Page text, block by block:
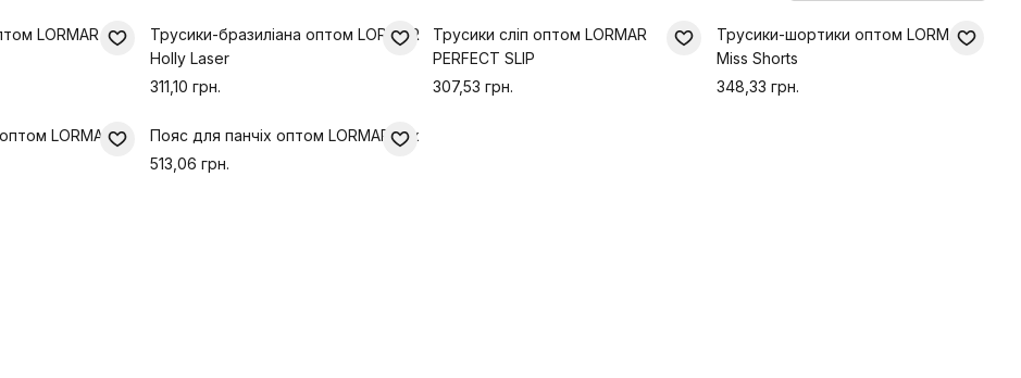
LORMAR
Трусики-бразиліана оптом LORMAR
Holly Laser
311,10 грн.
Трусики сліп оптом LORMAR
PERFECT SLIP
307,53 грн.
Трусики-шортики оптом LORMAR
Miss Shorts
348,33 грн.
LORMAR
Пояс для панчіх оптом LORMAR Lux
513,06 грн.